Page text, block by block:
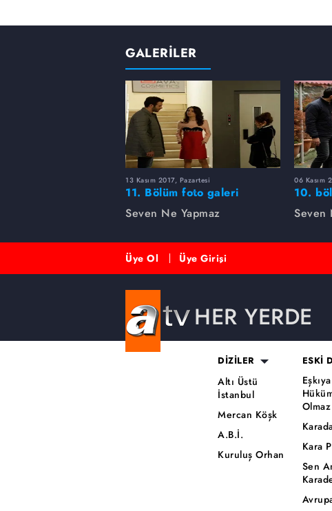
GALERİLER
13 Kasım 2017, Pazartesi
11. Bölüm foto galeri
Seven Ne Yapmaz
06 Kasım
10.
Seven
Üye Ol Üye Girişi
HER YERDE
DİZİLER
Altı Üstü
İstanbul
Mercan Köşk
A.B.İ.
Kuruluş Orhan
ESKİ
Olmaz
Kara
Sen